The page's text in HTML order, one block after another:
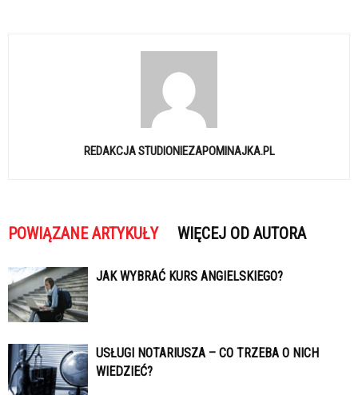
REDAKCJA STUDIONIEZAPOMINAJKA.PL
POWIĄZANE ARTYKUŁY WIĘCEJ OD AUTORA
JAK WYBRAĆ KURS ANGIELSKIEGO?
USŁUGI NOTARIUSZA – CO TRZEBA O NICH
WIEDZIEĆ?